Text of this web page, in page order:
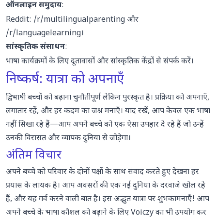
ऑनलाइन समुदाय:
Reddit: /r/multilingualparenting और
/r/languagelearning।
सांस्कृतिक संसाधन:
भाषा कार्यक्रमों के लिए दूतावासों और सांस्कृतिक केंद्रों से संपर्क करें।
निष्कर्ष: यात्रा को अपनाएँ
द्विभाषी बच्चों को बढ़ाना चुनौतीपूर्ण लेकिन पुरस्कृत है। प्रक्रिया को अपनाएँ,
लगातार रहें, और हर कदम का जश्न मनाएँ। याद रखें, आप केवल एक भाषा
नहीं सिखा रहे हैं—आप अपने बच्चे को एक ऐसा उपहार दे रहे हैं जो उन्हें
उनकी विरासत और व्यापक दुनिया से जोड़ेगा।
अंतिम विचार
अपने बच्चे को परिवार के दोनों पक्षों के साथ संवाद करते हुए देखना हर
प्रयास के लायक है। आप अवसरों की एक नई दुनिया के दरवाजे खोल रहे
हैं, और यह गर्व करने वाली बात है। इस अद्भुत यात्रा पर शुभकामनाएँ! आप
अपने बच्चे के भाषा कौशल को बढ़ाने के लिएVoiczyका भी उपयोग कर